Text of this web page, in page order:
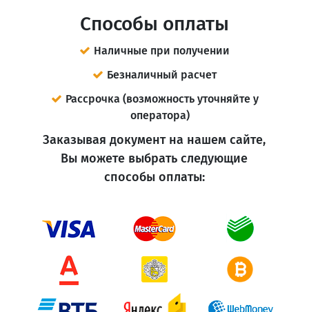
Способы оплаты
Наличные при получении
Безналичный расчет
Рассрочка (возможность уточняйте у
оператора)
Заказывая документ на нашем сайте,
Вы можете выбрать следующие
способы оплаты: